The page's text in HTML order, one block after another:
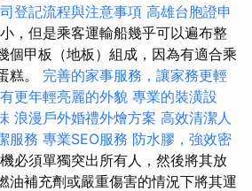
登記流程與注意事項 高雄台胞證申
，但是乘客運輸船幾乎可以遍布整
個甲板（地板）組成，因為有適合乘
糕。 完善的家事服務，讓家務更輕
更年輕亮麗的外貌 專業的裝潢設
浪漫戶外婚禮外燴方案 高效清潔人
服務 專業SEO服務 防水膠，強效密
必須單獨突出所有人，然後將其放
油補充劑或嚴重傷害的情況下將其運